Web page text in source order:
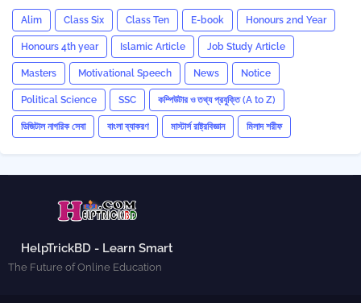
Alim Class Six Class Ten E-book Honours 2nd Year
Honours 4th year Islamic Article Job Study Article
Masters Motivational Speech News Notice
Political Science SSC কম্পিউটার ও তথ্য প্রযুক্তি (A to Z)
ডিজিটাল নাগরিক সেবা বাংলা ব্যাকরণ মাস্টার্স রাষ্ট্রবিজ্ঞান মিলাদ শরীফ
HelpTrickBD - Learn Smart
The Future of Online Education